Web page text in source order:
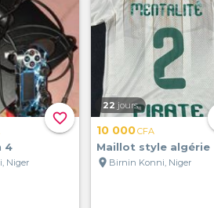
favorite_border
4
Niger
22 jours
10 000CFA
Maillot style algérie
location_on Birnin Konni, Niger